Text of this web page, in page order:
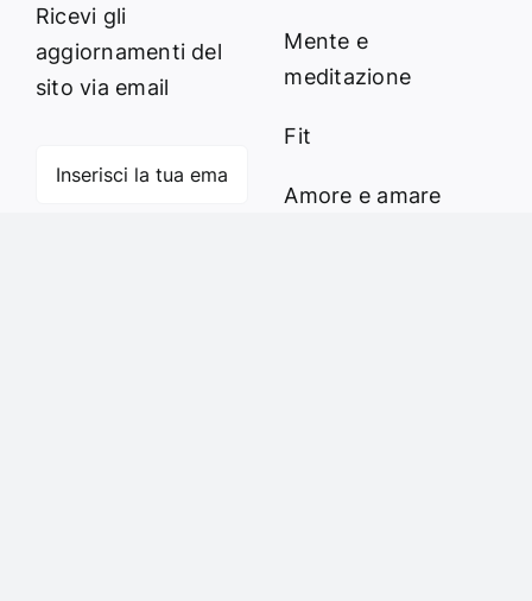
Ricevi gli
aggiornamenti del
sito via email
Mente e
meditazione
Fit
Amore e amare